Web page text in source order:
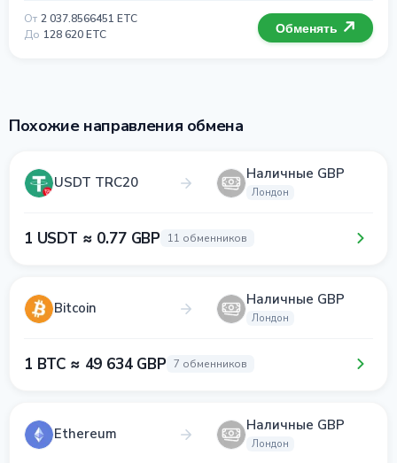
От 2 037.8566451 ETC
До 128 620 ETC Обменять
Похожие направления обмена
USDT TRC20 Наличные GBP
Лондон
1 USDT ≈ 0.77 GBP 11 обменников
Bitcoin Наличные GBP
Лондон
1 BTC ≈ 49 634 GBP 7 обменников
Ethereum Наличные GBP
Лондон